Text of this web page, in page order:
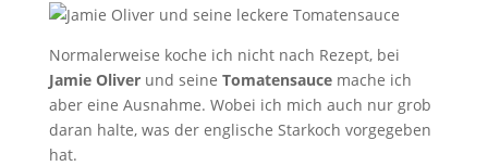
Normalerweise koche ich nicht nach Rezept, bei
Jamie Oliverund seine Tomatensaucemache ich
aber eine Ausnahme. Wobei ich mich auch nur grob
daran halte, was der englische Starkoch vorgegeben
hat.